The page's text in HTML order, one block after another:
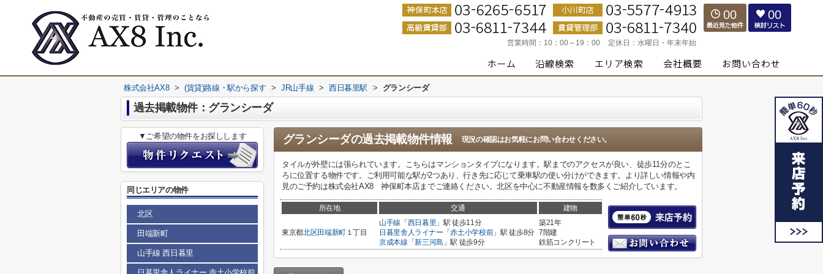
営業時間： 10：00～19：00 定休日： 水曜日・年末年始
00 00
株式会社AX8 > (賃貸)路線・駅から探す > JR山手線 > 西日暮里駅 > グランシーダ
過去掲載物件：グランシーダ
グランシーダの過去掲載物件情報 現況の確認はお気軽にお問い合わせください。
タイルが外壁には張られています。こちらはマンションタイプになります。駅までのアクセスが良い、徒歩11分のとこ
ろに位置する物件です。ご利用可能な駅が2つあり、行き先に応じて乗車駅の使い分けができます。より詳しい情報や内
見のご予約は株式会社AX8 神保町本店までご連絡ください。北区を中心に不動産情報を数多くご紹介しています。
所在地 交通 建物
東京都北区田端新町１丁目
山手線 「 西日暮里 」駅 徒歩11分
日暮里舎人ライナー 「赤土小学校前」駅 徒歩8分
京成本線 「新三河島 」駅 徒歩9分
築21年
7階建
鉄筋コンクリート
▼ご希望の物件をお探しします
同じエリアの物件
北区
田端新町
山手線 西日暮里